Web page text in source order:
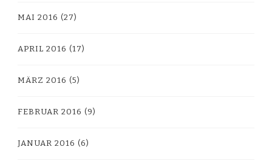
MAI 2016 (27)
APRIL 2016 (17)
MÄRZ 2016 (5)
FEBRUAR 2016 (9)
JANUAR 2016 (6)